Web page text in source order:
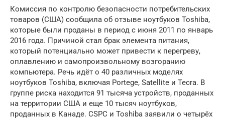
Комиссия по контролю безопасности потребительских
товаров (США) сообщила об отзыве ноутбуков Toshiba,
которые были проданы в период с июня 2011 по январь
2016 года. Причиной стал брак элемента питания,
который потенциально может привести к перегреву,
оплавлению и самопроизвольному возгоранию
компьютера. Речь идёт о 40 различных моделях
ноутбуков Toshiba, включая Portege, Satellite и Tecra. В
группе риска находится 91 тысяча устройств, проданных
на территории США и еще 10 тысяч ноутбуков,
проданных в Канаде. CSPC и Toshiba заявили о четырёх